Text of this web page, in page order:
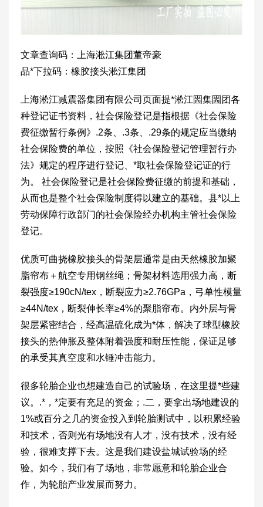
文章查询码：上海淞江集团董帝豪
品*下拉码：橡胶接头淞江集团
上海淞江减震器集团有限公司页面提*淞江圌集圌团各
种登记证书资料，社会保险登记是指根据《社会保险
费征缴暂行条例》.2条、.3条、.29条的规定应当缴纳
社会保险费的单位，按照《社会保险登记管理暂行办
法》规定的程序进行登记、*取社会保险登记证的行
为。 社会保险登记是社会保险费征缴的前提和基础，
从而也是整个社会保险制度得以建立的基础。县*以上
劳动保障行政部门的社会保险经办机构主管社会保险
登记。
优质可曲挠橡胶接头的骨架层通常是由天然橡胶加聚
脂帘布＋航空专用钢丝绳；骨架材料选用强力高，断
裂强度≥190cN/tex，断裂应力≥2.76GPa，弓单性模量
≥44N/tex，断裂伸长率≥4%的聚脂帘布。内外层与骨
架层紧密结合，经高温硫化成为*体，解决了球型橡胶
接头的热伸胀及整体附着强度和耐压性能，保证足够
的承受其真空度和水锤冲击能力。
很多轮胎企业也想建造自己的试验场，在这里提*些建
议。.*，*定要有充足的资金；.二，要拿出场地建设的
1%或百分之几的资金投入到轮胎测试中，以积累经验
和技术，否则光有场地没有人才，没有技术，没有经
验，很难支撑下去。这是我们建设盐城试验场的经
验。如今，我们有了场地，非常愿意和轮胎企业合
作，为轮胎产业发展而努力。